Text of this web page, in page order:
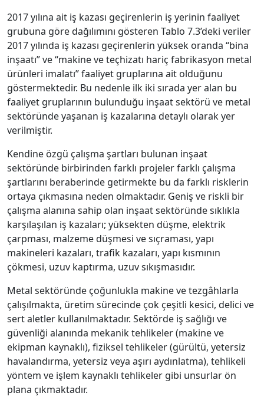
2017 yılına ait iş kazası geçirenlerin iş yerinin faaliyet
grubuna göre dağılımını gösteren Tablo 7.3’deki veriler
2017 yılında iş kazası geçirenlerin yüksek oranda “bina
inşaatı” ve “makine ve teçhizatı hariç fabrikasyon metal
ürünleri imalatı” faaliyet gruplarına ait olduğunu
göstermektedir. Bu nedenle ilk iki sırada yer alan bu
faaliyet gruplarının bulunduğu inşaat sektörü ve metal
sektöründe yaşanan iş kazalarına detaylı olarak yer
verilmiştir.
Kendine özgü çalışma şartları bulunan inşaat
sektöründe birbirinden farklı projeler farklı çalışma
şartlarını beraberinde getirmekte bu da farklı risklerin
ortaya çıkmasına neden olmaktadır. Geniş ve riskli bir
çalışma alanına sahip olan inşaat sektöründe sıklıkla
karşılaşılan iş kazaları; yüksekten düşme, elektrik
çarpması, malzeme düşmesi ve sıçraması, yapı
makineleri kazaları, trafik kazaları, yapı kısmının
çökmesi, uzuv kaptırma, uzuv sıkışmasıdır.
Metal sektöründe çoğunlukla makine ve tezgâhlarla
çalışılmakta, üretim sürecinde çok çeşitli kesici, delici ve
sert aletler kullanılmaktadır. Sektörde iş sağlığı ve
güvenliği alanında mekanik tehlikeler (makine ve
ekipman kaynaklı), fiziksel tehlikeler (gürültü, yetersiz
havalandırma, yetersiz veya aşırı aydınlatma), tehlikeli
yöntem ve işlem kaynaklı tehlikeler gibi unsurlar ön
plana çıkmaktadır.